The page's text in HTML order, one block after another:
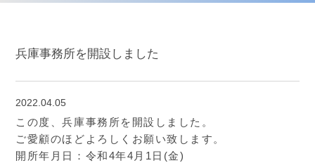
兵庫事務所を開設しました
2022.04.05
この度、兵庫事務所を開設しました。
ご愛顧のほどよろしくお願い致します。
開所年月日：令和4年4月1日(金)